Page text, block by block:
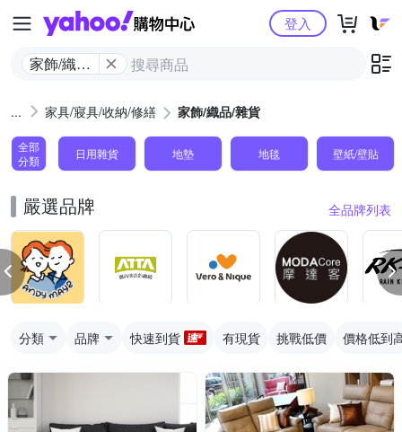
Yahoo購物中心
家飾/織品/
登入
家具/寢具/收納/修繕 家飾/織品/雜貨
全部
分類
日用雜貨 地墊 地毯 壁紙/壁貼
嚴選品牌 全品牌列表
分類 品牌 快速到貨 有現貨 挑戰低價 價格低到